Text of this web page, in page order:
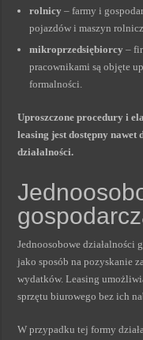
rolnicy – farmy i
pojazdów i maszyn
mikroprzedsiębiorcy –
pracownikami są objęte
formalności.
Uproszczone procedury i
leasing jest dostępny
działalności.
Jednoosobowe działalności
jako sposób na pozyskanie
wydatków. Leasing
sprzętu biurowego bez ich
W przypadku tej formy